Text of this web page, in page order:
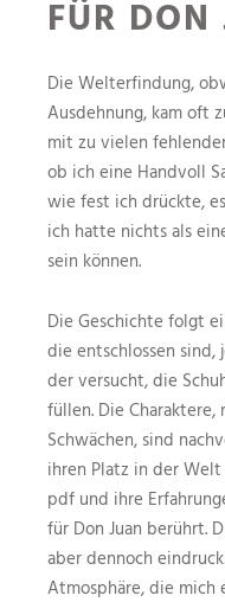
FÜR DON
Die Welterfindung,
Ausdehnung, kam oft
mit zu vielen
ob ich eine Handvoll
wie fest ich drückte,
ich hatte nichts als
sein können.
Die Geschichte folgt
die entschlossen sind,
der versucht, die
füllen. Die
Schwächen, sind
ihren Platz in der
pdf und ihre
für Don Juan berührt.
aber dennoch
Atmosphäre, die mich